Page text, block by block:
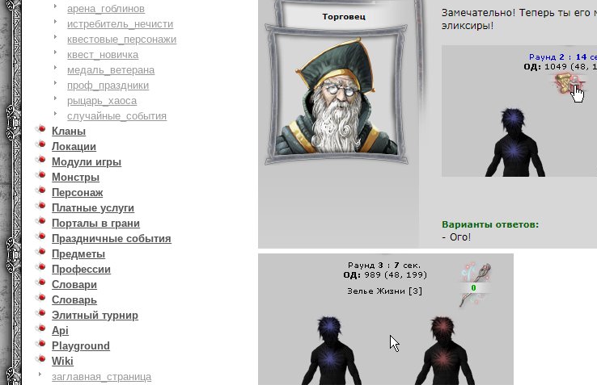
арена_гоблинов
истребитель_нечисти
квестовые_персонажи
квест_новичка
медаль_ветерана
проф_праздники
рыцарь_хаоса
случайные_события
Кланы
Локации
Модули игры
Монстры
Персонаж
Платные услуги
Порталы в грани
Праздничные события
Предметы
Профессии
Словари
Словарь
Элитный турнир
Api
Playground
Wiki
заглавная_страница